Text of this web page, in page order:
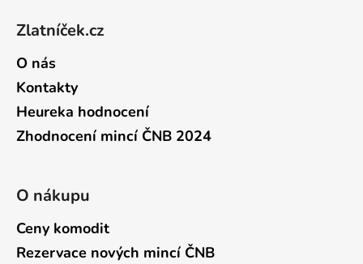
Zlatníček.cz
O nás
Kontakty
Heureka hodnocení
Zhodnocení mincí ČNB 2024
O nákupu
Ceny komodit
Rezervace nových mincí ČNB